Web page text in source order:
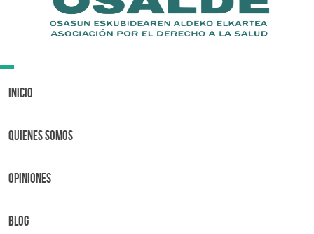
Toggle
Inicio
Quienes Somos
OPINIONES
BLOG